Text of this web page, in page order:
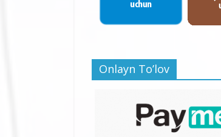
Onlayn To’lov